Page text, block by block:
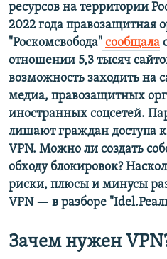
ресурсов на территории
2022 года правозащитная
"Роскомсвобода" сообщала
отношении 5,3 тысяч
возможность заходить на
медиа, правозащитных
иностранных соцсетей.
лишают граждан доступа
VPN. Можно ли создать
обходу блокировок?
риски, плюсы и минусы
VPN — в разборе
Зачем нужен